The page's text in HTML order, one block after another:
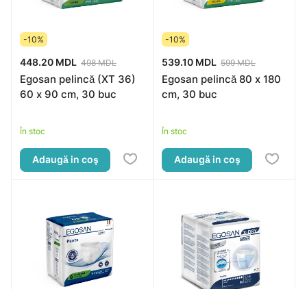
-10%
448.20 MDL 498 MDL
Egosan pelincă (XT 36)
60 x 90 cm, 30 buc
În stoc
Adaugă in coş
-10%
539.10 MDL 599 MDL
Egosan pelincă 80 x 180
cm, 30 buc
În stoc
Adaugă in coş